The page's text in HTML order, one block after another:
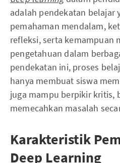
adalah pendekatan belajar
pemahaman mendalam,
refleksi, serta kemampuan
pengetahuan dalam
pendekatan ini, proses
hanya membuat siswa
juga mampu berpikir kritis,
memecahkan masalah
Karakteristik
Deep Learning